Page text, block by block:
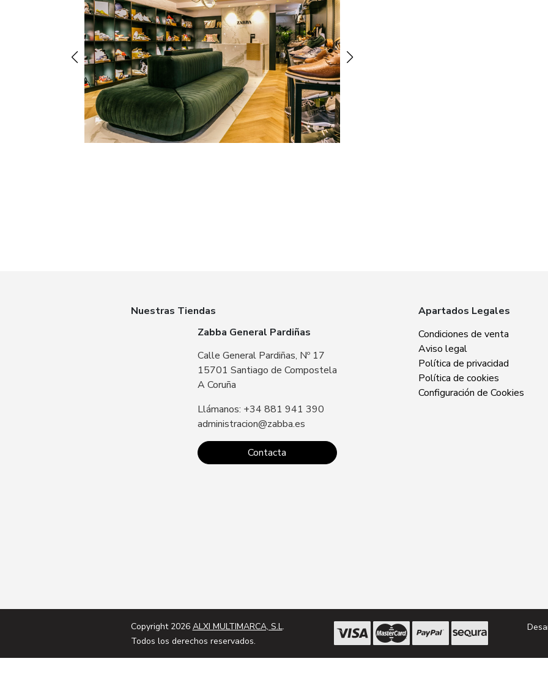
Nuestras Tiendas
Zabba General Pardiñas
Calle General Pardiñas, Nº 17
15701 Santiago de Compostela
A Coruña
Llámanos: +34 881 941 390
administracion@zabba.es
Contacta
Zabba Area
15707 Santiago
Sin especificar
Apartados Legales
Condiciones de venta
Aviso legal
Política de privacidad
Política de cookies
Configuración de Cookies
Copyright 2026 ALXI MULTIMARCA, S.L.
Todos los derechos reservados.